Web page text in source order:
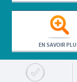
EN SAVOIR